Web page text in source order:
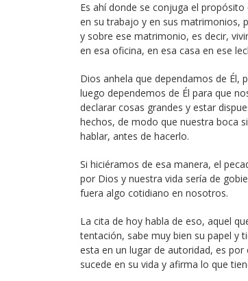
Es ahí donde se conjuga el
en su trabajo y en sus matrimonios,
y sobre ese matrimonio, es decir,
en esa oficina, en esa casa en ese
Dios anhela que dependamos de
luego dependemos de Él para que
declarar cosas grandes y estar
hechos, de modo que nuestra boca
hablar, antes de hacerlo.
Si hiciéramos de esa manera, el
por Dios y nuestra vida sería de
fuera algo cotidiano en nosotros.
La cita de hoy habla de eso, aquel
tentación, sabe muy bien su papel y
esta en un lugar de autoridad, es
sucede en su vida y afirma lo que